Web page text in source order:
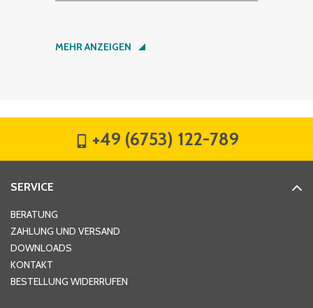
Nachname*
Hausnummer
MEHR ANZEIGEN
+49 (6753) 122-789
SERVICE
BERATUNG
ZAHLUNG UND VERSAND
DOWNLOADS
KONTAKT
BESTELLUNG WIDERRUFEN